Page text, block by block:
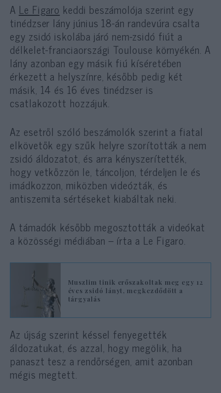
A Le Figaro keddi beszámolója szerint egy
tinédzser lány június 18-án randevúra csalta
egy zsidó iskolába járó nem-zsidó fiút a
délkelet-franciaországi Toulouse környékén. A
lány azonban egy másik fiú kíséretében
érkezett a helyszínre, később pedig két
másik, 14 és 16 éves tinédzser is
csatlakozott hozzájuk.
Az esetről szóló beszámolók szerint a fiatal
elkövetők egy szűk helyre szorították a nem
zsidó áldozatot, és arra kényszerítették,
hogy vetkőzzön le, táncoljon, térdeljen le és
imádkozzon, miközben videózták, és
antiszemita sértéseket kiabáltak neki.
A támadók később megosztották a videókat
a közösségi médiában – írta a Le Figaro.
Muszlim tinik erőszakoltak meg egy 12
éves zsidó lányt, megkezdődött a
tárgyalás
Az újság szerint késsel fenyegették
áldozatukat, és azzal, hogy megölik, ha
panaszt tesz a rendőrségen, amit azonban
mégis megtett.